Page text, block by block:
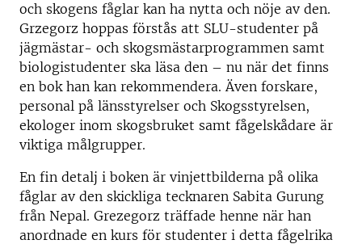
och skogens fåglar kan ha nytta och nöje av den.
Grzegorz hoppas förstås att SLU-studenter på
jägmästar- och skogsmästarprogrammen samt
biologistudenter ska läsa den – nu när det finns
en bok han kan rekommendera. Även forskare,
personal på länsstyrelser och Skogsstyrelsen,
ekologer inom skogsbruket samt fågelskådare är
viktiga målgrupper.
En fin detalj i boken är vinjettbilderna på olika
fåglar av den skickliga tecknaren Sabita Gurung
från Nepal. Grezegorz träffade henne när han
anordnade en kurs för studenter i detta fågelrika